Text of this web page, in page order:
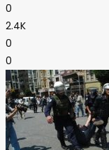
0
2.4K
0
0